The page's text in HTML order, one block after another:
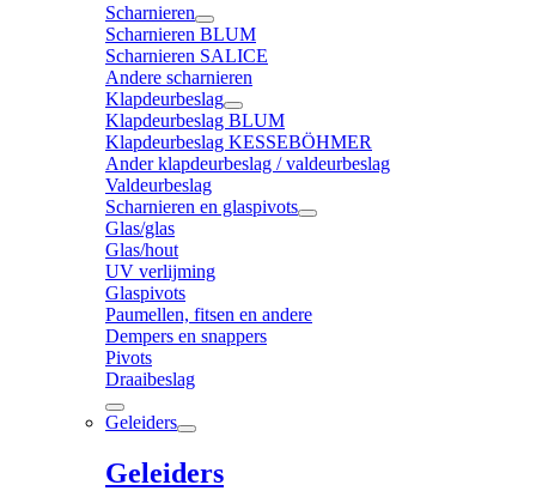
Scharnieren
Scharnieren BLUM
Scharnieren SALICE
Andere scharnieren
Klapdeurbeslag
Klapdeurbeslag BLUM
Klapdeurbeslag KESSEBÖHMER
Ander klapdeurbeslag / valdeurbeslag
Valdeurbeslag
Scharnieren en glaspivots
Glas/glas
Glas/hout
UV verlijming
Glaspivots
Paumellen, fitsen en andere
Dempers en snappers
Pivots
Draaibeslag
Geleiders
Geleiders